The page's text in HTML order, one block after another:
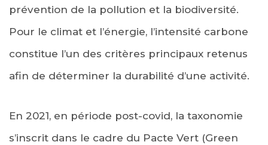
prévention de la pollution et la biodiversité.
Pour le climat et l’énergie, l’intensité carbone
constitue l’un des critères principaux retenus
afin de déterminer la durabilité d’une activité.
En 2021, en période post-covid, la taxonomie
s’inscrit dans le cadre du Pacte Vert (Green